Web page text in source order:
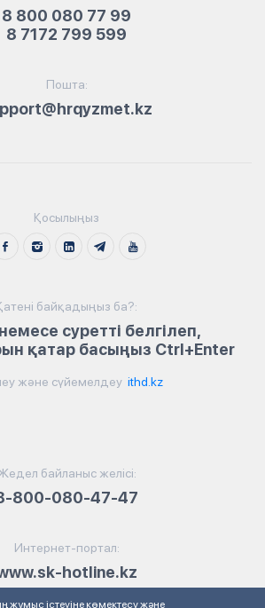
8 800 080 77 99
8 7172 799 599
Пошта:
Қосылыңыз
байқадыңыз ба?:
суретті белгілеп,
қатар басыңыз Ctrl+Enter
және сүйемелдеу ithd.kz
байланыс желісі:
800-080-47-47
Интернет-портал:
hotline.kz
жұмыс істеуіне көмектесу және